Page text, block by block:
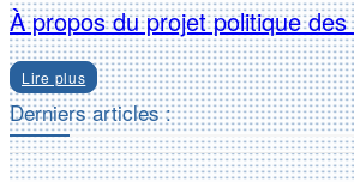
À propos du projet politique
Lire plus
Derniers articles :